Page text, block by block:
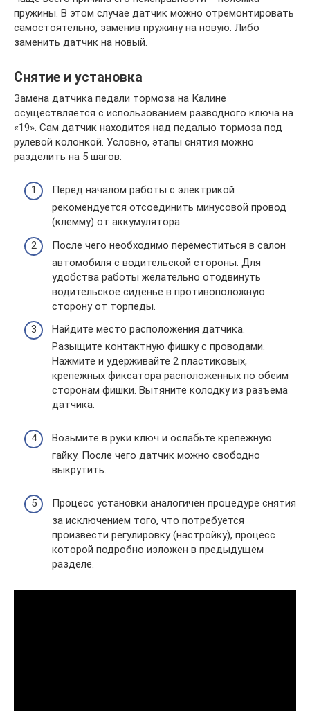
пружины. В этом случае датчик можно отремонтировать
самостоятельно, заменив пружину на новую. Либо
заменить датчик на новый.
Снятие и установка
Замена датчика педали тормоза на Калине
осуществляется с использованием разводного ключа на
«19». Сам датчик находится над педалью тормоза под
рулевой колонкой. Условно, этапы снятия можно
разделить на 5 шагов:
Перед началом работы с электрикой
рекомендуется отсоединить минусовой провод
(клемму) от аккумулятора.
После чего необходимо переместиться в салон
автомобиля с водительской стороны. Для
удобства работы желательно отодвинуть
водительское сиденье в противоположную
сторону от торпеды.
Найдите место расположения датчика.
Разыщите контактную фишку с проводами.
Нажмите и удерживайте 2 пластиковых,
крепежных фиксатора расположенных по обеим
сторонам фишки. Вытяните колодку из разъема
датчика.
Возьмите в руки ключ и ослабьте крепежную
гайку. После чего датчик можно свободно
выкрутить.
Процесс установки аналогичен процедуре снятия
за исключением того, что потребуется
произвести регулировку (настройку), процесс
которой подробно изложен в предыдущем
разделе.